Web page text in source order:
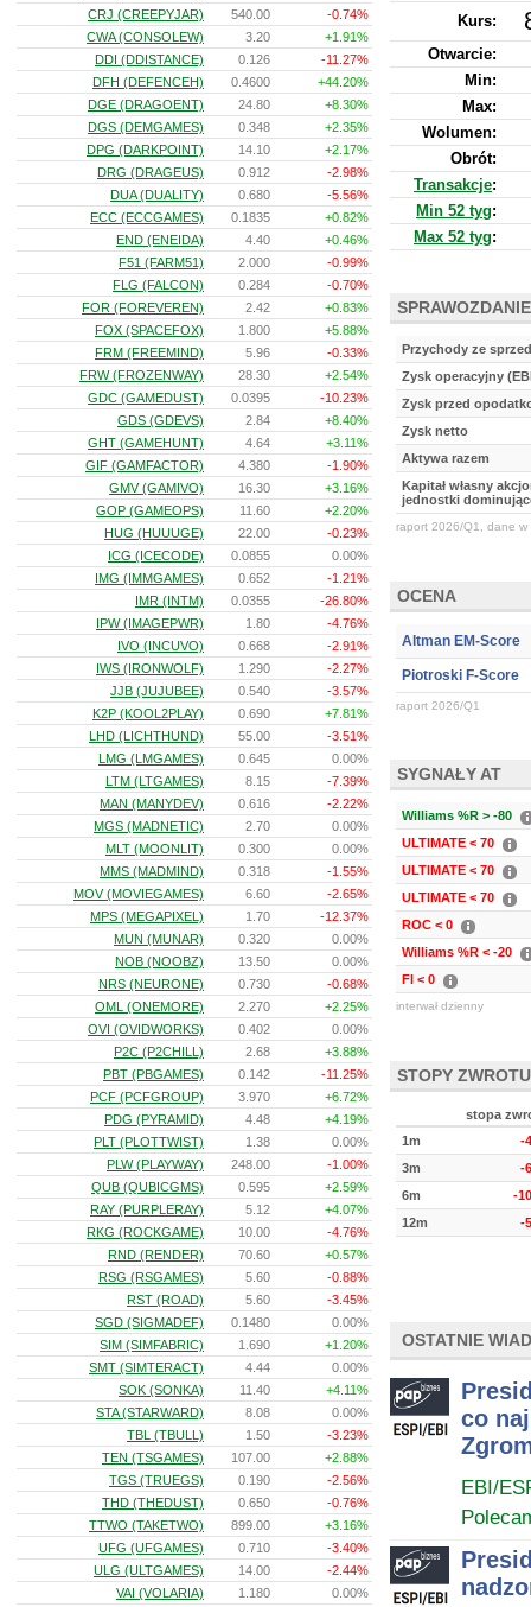
Kurs:
Otwarcie:
Min:
Max:
Wolumen:
Obrót:
Transakcje:
Min 52 tyg:
Max 52 tyg:
Przychody ze
Zysk operacyjny
Zysk przed
Zysk netto
Aktywa razem
Kapitał własny
jednostki
raport 2026/Q1, dane w
OCENA
Altman EM-Score
Piotroski F-Score
raport 2026/Q1
SYGNAŁY AT
Williams %R > -80
ULTIMATE < 70
ULTIMATE < 70
ULTIMATE < 70
ROC < 0
Williams %R < -20
FI < 0
interwał dzienny
STOPY ZWROTU
stopa
1m
-
3m
-
6m
-
12m
-
OSTATNIE
co
EBI/
CRJ (CREEPYJAR)
540.00
-0.74%
CWA (CONSOLEW)
3.20
+1.91%
DDI (DDISTANCE)
0.126
-11.27%
DFH (DEFENCEH)
0.4600
+44.20%
DGE (DRAGOENT)
24.80
+8.30%
DGS (DEMGAMES)
0.348
+2.35%
DPG (DARKPOINT)
14.10
+2.17%
DRG (DRAGEUS)
0.912
-2.98%
DUA (DUALITY)
0.680
-5.56%
ECC (ECCGAMES)
0.1835
+0.82%
END (ENEIDA)
4.40
+0.46%
F51 (FARM51)
2.000
-0.99%
FLG (FALCON)
0.284
-0.70%
FOR (FOREVEREN)
2.42
+0.83%
FOX (SPACEFOX)
1.800
+5.88%
FRM (FREEMIND)
5.96
-0.33%
FRW (FROZENWAY)
28.30
+2.54%
GDC (GAMEDUST)
0.0395
-10.23%
GDS (GDEVS)
2.84
+8.40%
GHT (GAMEHUNT)
4.64
+3.11%
GIF (GAMFACTOR)
4.380
-1.90%
GMV (GAMIVO)
16.30
+3.16%
GOP (GAMEOPS)
11.60
+2.20%
HUG (HUUUGE)
22.00
-0.23%
ICG (ICECODE)
0.0855
0.00%
IMG (IMMGAMES)
0.652
-1.21%
IMR (INTM)
0.0355
-26.80%
IPW (IMAGEPWR)
1.80
-4.76%
IVO (INCUVO)
0.668
-2.91%
IWS (IRONWOLF)
1.290
-2.27%
JJB (JUJUBEE)
0.540
-3.57%
K2P (KOOL2PLAY)
0.690
+7.81%
LHD (LICHTHUND)
55.00
-3.51%
LMG (LMGAMES)
0.645
0.00%
LTM (LTGAMES)
8.15
-7.39%
MAN (MANYDEV)
0.616
-2.22%
MGS (MADNETIC)
2.70
0.00%
MLT (MOONLIT)
0.300
0.00%
MMS (MADMIND)
0.318
-1.55%
MOV (MOVIEGAMES)
6.60
-2.65%
MPS (MEGAPIXEL)
1.70
-12.37%
MUN (MUNAR)
0.320
0.00%
NOB (NOOBZ)
13.50
0.00%
NRS (NEURONE)
0.730
-0.68%
OML (ONEMORE)
2.270
+2.25%
OVI (OVIDWORKS)
0.402
0.00%
P2C (P2CHILL)
2.68
+3.88%
PBT (PBGAMES)
0.142
-11.25%
PCF (PCFGROUP)
3.970
+6.72%
PDG (PYRAMID)
4.48
+4.19%
PLT (PLOTTWIST)
1.38
0.00%
PLW (PLAYWAY)
248.00
-1.00%
QUB (QUBICGMS)
0.595
+2.59%
RAY (PURPLERAY)
5.12
+4.07%
RKG (ROCKGAME)
10.00
-4.76%
RND (RENDER)
70.60
+0.57%
RSG (RSGAMES)
5.60
-0.88%
RST (ROAD)
5.60
-3.45%
SGD (SIGMADEF)
0.1480
0.00%
SIM (SIMFABRIC)
1.690
+1.20%
SMT (SIMTERACT)
4.44
0.00%
SOK (SONKA)
11.40
+4.11%
STA (STARWARD)
8.08
0.00%
TBL (TBULL)
1.50
-3.23%
TEN (TSGAMES)
107.00
+2.88%
TGS (TRUEGS)
0.190
-2.56%
THD (THEDUST)
0.650
-0.76%
TTWO (TAKETWO)
899.00
+3.16%
UFG (UFGAMES)
0.710
-3.40%
ULG (ULTGAMES)
14.00
-2.44%
VAI (VOLARIA)
1.180
0.00%